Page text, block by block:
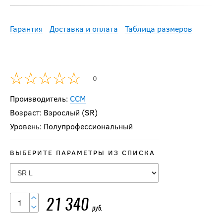
Гарантия Доставка и оплата Таблица размеров
0
Производитель: CCM
Возраст: Взрослый (SR)
Уровень: Полупрофессиональный
ВЫБЕРИТЕ ПАРАМЕТРЫ ИЗ СПИСКА
21 340 руб.
S23 SUPREME
MACH SR